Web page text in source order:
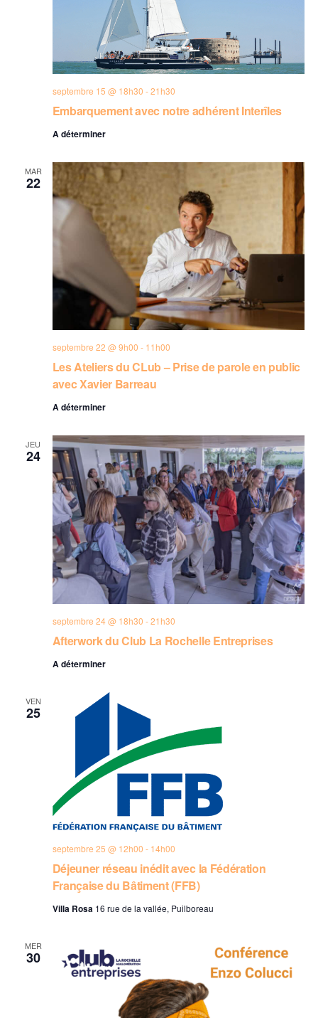
Embarquement avec notre adhérent Interîles
septembre 15 @ 18h30 -21h30
A déterminer
MAR
22
Les Ateliers du CLub – Prise de parole en public
avec Xavier Barreau
septembre 22 @ 9h00 - 11h00
A déterminer
JEU
24
Afterwork du Club La Rochelle Entreprises
septembre 24 @ 18h30 -21h30
A déterminer
VEN
25
Déjeuner réseau inédit avec la Fédération
Française du Bâtiment (FFB)
septembre 25 @ 12h00 - 14h00
Villa Rosa 16 rue de la vallée, Puilboreau
MER
30